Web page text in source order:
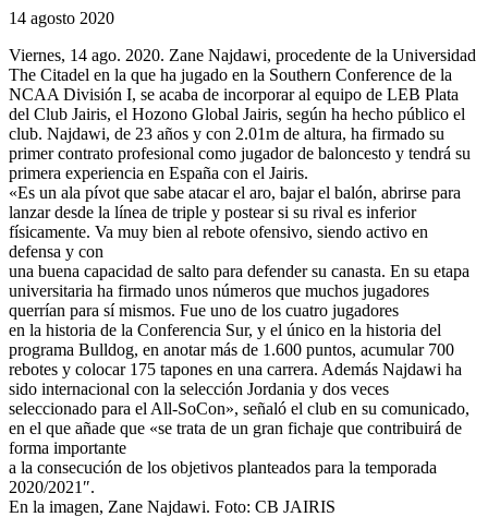
14 agosto 2020
Viernes, 14 ago. 2020. Zane Najdawi, procedente de la Universidad
The Citadel en la que ha jugado en la Southern Conference de la
NCAA División I, se acaba de incorporar al equipo de LEB Plata
del Club Jairis, el Hozono Global Jairis, según ha hecho público el
club. Najdawi, de 23 años y con 2.01m de altura, ha firmado su
primer contrato profesional como jugador de baloncesto y tendrá su
primera experiencia en España con el Jairis.
«Es un ala pívot que sabe atacar el aro, bajar el balón, abrirse para
lanzar desde la línea de triple y postear si su rival es inferior
físicamente. Va muy bien al rebote ofensivo, siendo activo en
defensa y con
una buena capacidad de salto para defender su canasta. En su etapa
universitaria ha firmado unos números que muchos jugadores
querrían para sí mismos. Fue uno de los cuatro jugadores
en la historia de la Conferencia Sur, y el único en la historia del
programa Bulldog, en anotar más de 1.600 puntos, acumular 700
rebotes y colocar 175 tapones en una carrera. Además Najdawi ha
sido internacional con la selección Jordania y dos veces
seleccionado para el All-SoCon», señaló el club en su comunicado,
en el que añade que «se trata de un gran fichaje que contribuirá de
forma importante
a la consecución de los objetivos planteados para la temporada
2020/2021″.
En la imagen, Zane Najdawi. Foto: CB JAIRIS